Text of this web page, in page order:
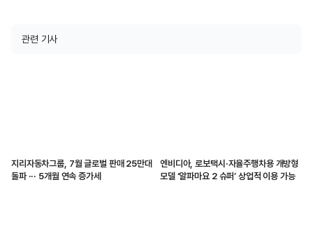
관련 기사
지리자동차그룹, 7월 글로벌 판매 25만대
돌파 ··· 5개월 연속 증가세
엔비디아, 로보택시·자율주행차용 개방형
모델 ‘알파마요 2 슈퍼’ 상업적 이용 가능